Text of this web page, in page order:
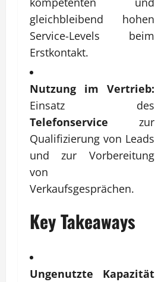
gleichbleibend hohen
Service-Levels beim
Erstkontakt.
Nutzung im Vertrieb:
Einsatz des
Telefonservice zur
Qualifizierung von Leads
und zur Vorbereitung
von
Verkaufsgesprächen.
Key Takeaways
Ungenutzte Kapazität